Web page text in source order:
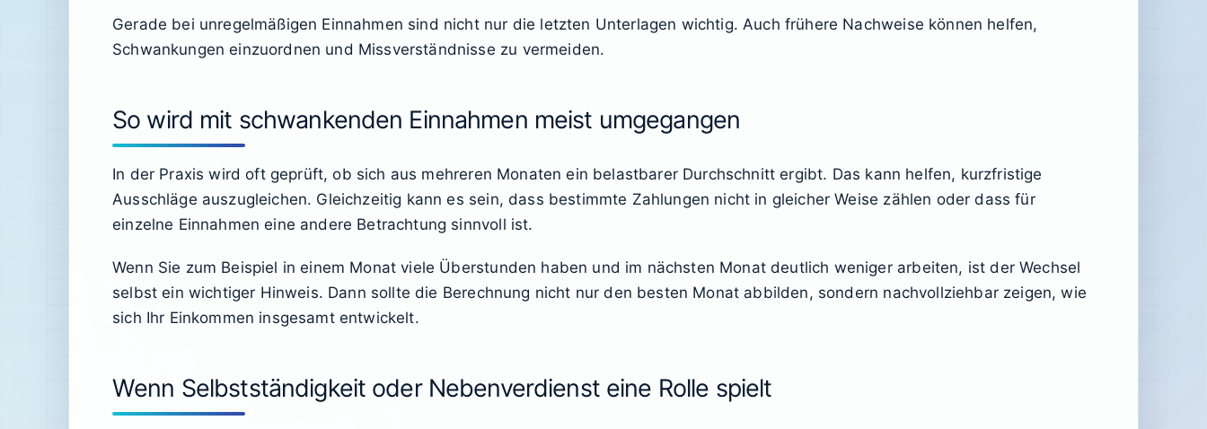
Gerade bei unregelmäßigen Einnahmen sind nicht nur die letzten Unterlagen wichtig. Auch frühere Nachweise können helfen,
Schwankungen einzuordnen und Missverständnisse zu vermeiden.
So wird mit schwankenden Einnahmen meist umgegangen
In der Praxis wird oft geprüft, ob sich aus mehreren Monaten ein belastbarer Durchschnitt ergibt. Das kann helfen, kurzfristige
Ausschläge auszugleichen. Gleichzeitig kann es sein, dass bestimmte Zahlungen nicht in gleicher Weise zählen oder dass für
einzelne Einnahmen eine andere Betrachtung sinnvoll ist.
Wenn Sie zum Beispiel in einem Monat viele Überstunden haben und im nächsten Monat deutlich weniger arbeiten, ist der Wechsel
selbst ein wichtiger Hinweis. Dann sollte die Berechnung nicht nur den besten Monat abbilden, sondern nachvollziehbar zeigen, wie
sich Ihr Einkommen insgesamt entwickelt.
Wenn Selbstständigkeit oder Nebenverdienst eine Rolle spielt